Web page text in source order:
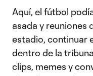
Aquí, el fútbol
asada y reuniones
estadio, continuar
dentro de la
clips, memes y